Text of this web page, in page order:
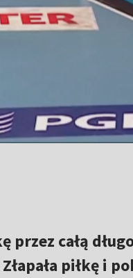
przez całą
piłkę i